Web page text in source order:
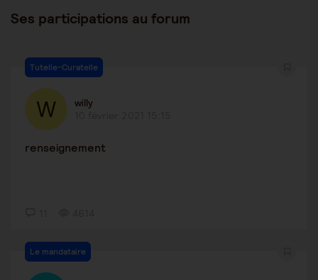
Ses participations au forum
Tutelle-Curatelle
willy
renseignement
Le mandataire